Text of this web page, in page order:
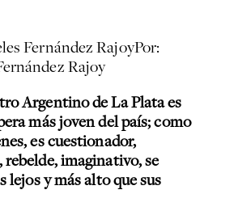
Fernández RajoyPor:
Rajoy
Argentino de La Plata es
más joven del país; como
es cuestionador,
imaginativo, se
lejos y más alto que sus